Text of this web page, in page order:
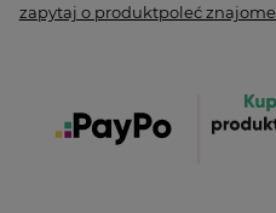
zapytaj o produktpoleć